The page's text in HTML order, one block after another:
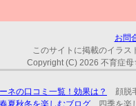
お問
このサイトに掲載のイラス
Copyright (C) 2026 不育症
ネの口コミ一覧！効果は？
顔脱
春夏秋冬を楽しむブログ 四季を楽